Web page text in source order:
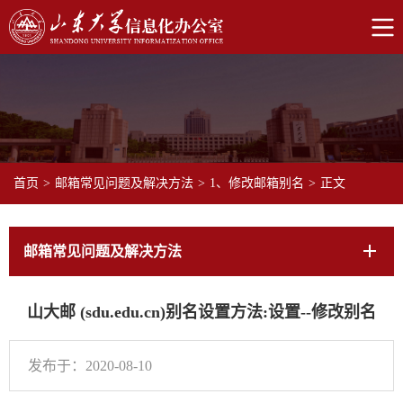
首页 > 邮箱常见问题及解决方法 > 1、修改邮箱别名 > 正文
邮箱常见问题及解决方法
山大邮 (sdu.edu.cn)别名设置方法:设置--修改别名
发布于：2020-08-10